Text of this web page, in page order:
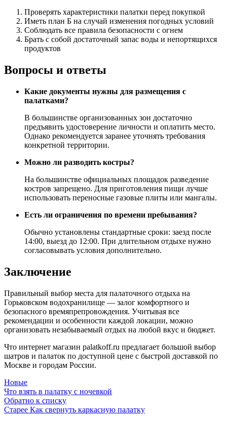
Проверять характеристики палатки перед покупкой
Иметь план Б на случай изменения погодных условий
Соблюдать все правила безопасности с огнем
Брать с собой достаточный запас воды и непортящихся
продуктов
Вопросы и ответы
Какие документы нужны для размещения с
палатками?
В большинстве организованных зон достаточно
предъявить удостоверение личности и оплатить место.
Однако рекомендуется заранее уточнять требования
конкретной территории.
Можно ли разводить костры?
На большинстве официальных площадок разведение
костров запрещено. Для приготовления пищи лучше
использовать переносные газовые плиты или мангалы.
Есть ли ограничения по времени пребывания?
Обычно установлены стандартные сроки: заезд после
14:00, выезд до 12:00. При длительном отдыхе нужно
согласовывать условия дополнительно.
Заключение
Правильный выбор места для палаточного отдыха на
Горьковском водохранилище — залог комфортного и
безопасного времяпрепровождения. Учитывая все
рекомендации и особенности каждой локации, можно
организовать незабываемый отдых на любой вкус и бюджет.
Что интернет магазин palatkoff.ru предлагает большой выбор
шатров и палаток по доступной цене с быстрой доставкой по
Москве и городам России.
Новые
Что взять в палатку с ночевкой
Обратно к списку
Старее Как свернуть каркасную палатку